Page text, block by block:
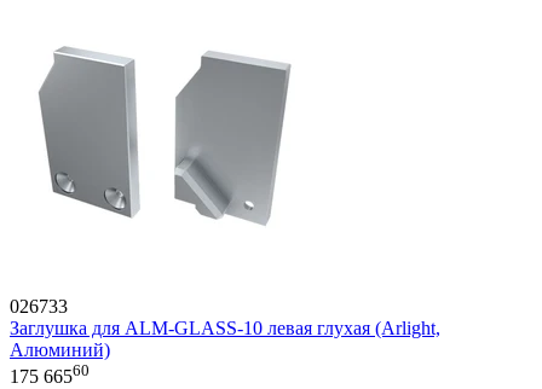
026733
Заглушка для ALM-GLASS-10 левая глухая (Arlight,
Алюминий)
175 66560